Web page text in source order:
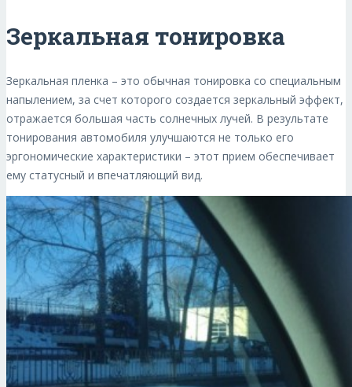
Зеркальная тонировка
Зеркальная пленка – это обычная тонировка со специальным
напылением, за счет которого создается зеркальный эффект,
отражается большая часть солнечных лучей. В результате
тонирования автомобиля улучшаются не только его
эргономические характеристики – этот прием обеспечивает
ему статусный и впечатляющий вид.